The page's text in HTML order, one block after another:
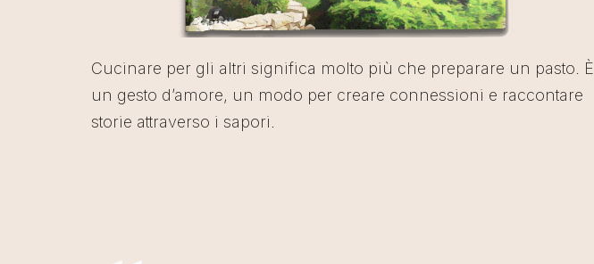
Cucinare per gli altri significa molto più che preparare un pasto. È
un gesto d’amore, un modo per creare connessioni e raccontare
storie attraverso i sapori.